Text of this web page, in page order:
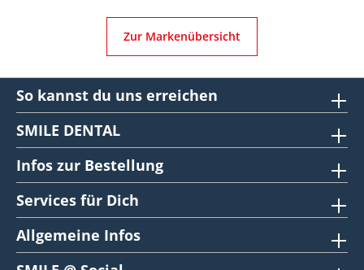
Zur Markenübersicht
So kannst du uns erreichen
SMILE DENTAL
Infos zur Bestellung
Services für Dich
Allgemeine Infos